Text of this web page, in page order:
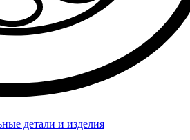
детали и изделия